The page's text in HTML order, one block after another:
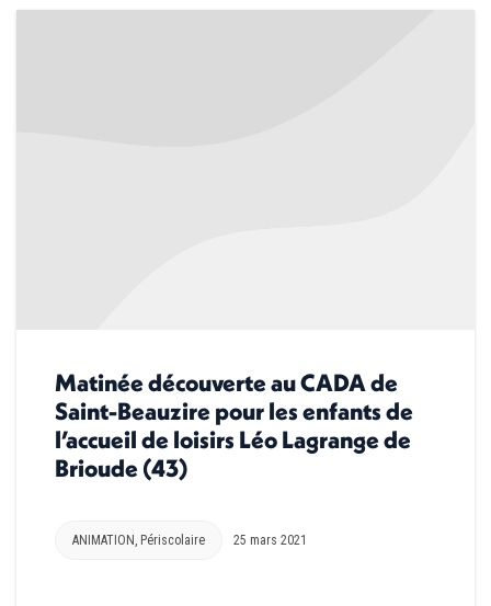
Matinée découverte au CADA de
Saint-Beauzire pour les enfants de
l’accueil de loisirs Léo Lagrange de
Brioude (43)
ANIMATION , Périscolaire 25 mars 2021